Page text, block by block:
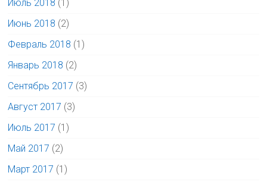
Июль 2018 (1)
Июнь 2018 (2)
Февраль 2018 (1)
Январь 2018 (2)
Сентябрь 2017 (3)
Август 2017 (3)
Июль 2017 (1)
Май 2017 (2)
Март 2017 (1)